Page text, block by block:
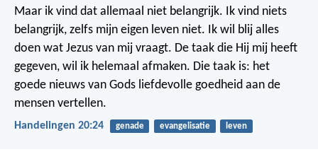
Maar ik vind dat allemaal niet belangrijk. Ik vind niets
belangrijk, zelfs mijn eigen leven niet. Ik wil blij alles
doen wat Jezus van mij vraagt. De taak die Hij mij heeft
gegeven, wil ik helemaal afmaken. Die taak is: het
goede nieuws van Gods liefdevolle goedheid aan de
mensen vertellen.
Handelingen 20:24 genade evangelisatie leven